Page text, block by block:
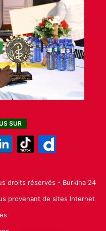
SUR
droits réservés - Burkina 24
provenant de sites Internet